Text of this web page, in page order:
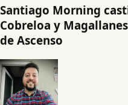
Santiago Morning
Cobreloa y
de Ascenso